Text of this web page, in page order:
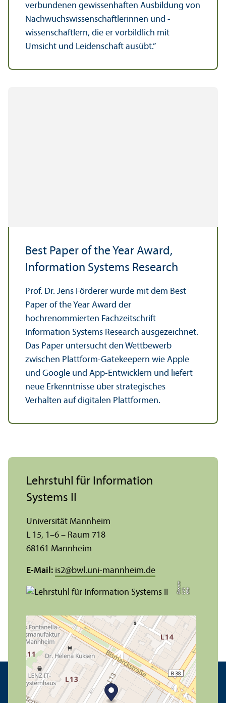
verbundenen gewissenhaften Ausbildung von
Nachwuchs­wissenschaft­lerinnen und -
wissenschaft­lern, die er vorbildlich mit
Umsicht und Leidenschaft ausübt.”
Best Paper of the Year Award,
Information Systems Research
Prof. Dr. Jens Förderer wurde mit dem Best
Paper of the Year Award der
hochrenommierten Fach­zeitschrift
Information Systems Research ausgezeichnet.
Das Paper unter­sucht den Wettbewerb
zwischen Plattform-Gatekeepern wie Apple
und Google und App-Entwicklern und liefert
neue Er­kenntnisse über strategisches
Verhalten auf digitalen Plattformen.
Bil
d:
L
ui
s
O
b
e
r
s
t
e
Lehr­stuhl für Information
Systems II
Universität Mannheim
L 15, 1–6 – Raum 718
68161 Mannheim
E-Mail: is2@bwl.uni-mannheim.de